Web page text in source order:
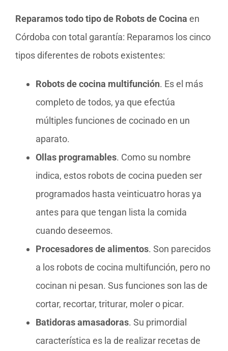
Reparamos todo tipo de Robots de Cocina en
Córdoba con total garantía: Reparamos los cinco
tipos diferentes de robots existentes:
Robots de cocina multifunción. Es el más
completo de todos, ya que efectúa
múltiples funciones de cocinado en un
aparato.
Ollas programables. Como su nombre
indica, estos robots de cocina pueden ser
programados hasta veinticuatro horas ya
antes para que tengan lista la comida
cuando deseemos.
Procesadores de alimentos. Son parecidos
a los robots de cocina multifunción, pero no
cocinan ni pesan. Sus funciones son las de
cortar, recortar, triturar, moler o picar.
Batidoras amasadoras. Su primordial
característica es la de realizar recetas de